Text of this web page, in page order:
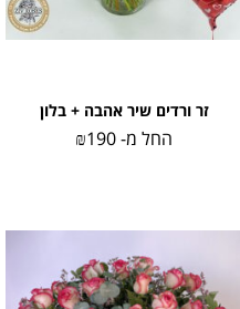
זר ורדים שיר אהבה + בלון
החל מ- ₪190